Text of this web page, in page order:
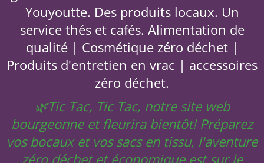
Youyoutte. Des produits locaux. Un
service thés et cafés. Alimentation de
qualité | Cosmétique zéro déchet |
Produits d'entretien en vrac | accessoires
zéro déchet.
🌿Tic Tac, Tic Tac, notre site web
bourgeonne et fleurira bientôt! Préparez
vos bocaux et vos sacs en tissu, l'aventure
zéro déchet et économique est sur le